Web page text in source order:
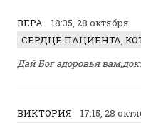
ВЕРА
18:35, 28 октября
Дай Бог здоровья
ВИКТОРИЯ
17:15, 28